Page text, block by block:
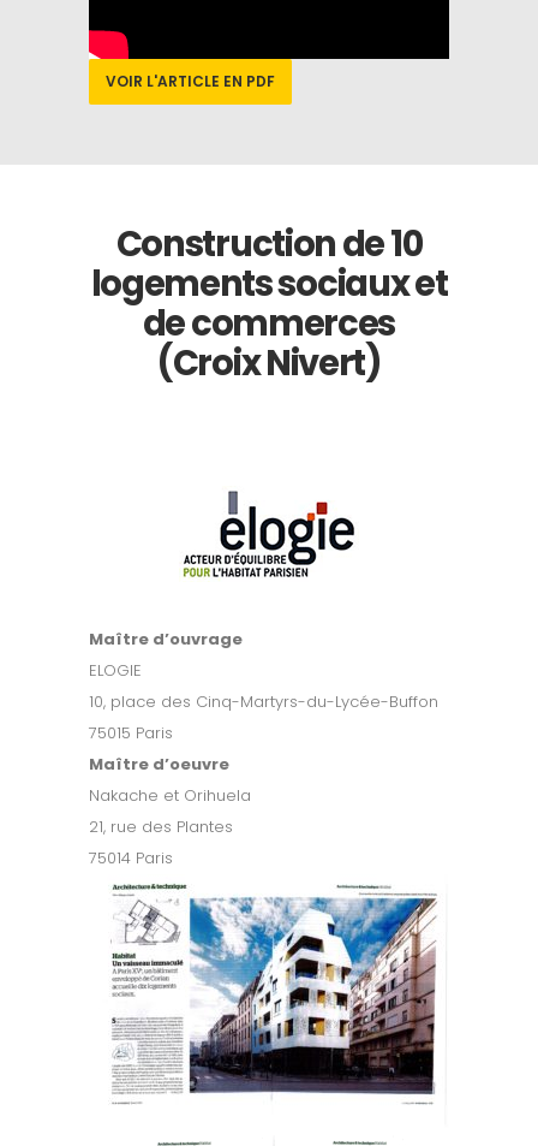
VOIR L'ARTICLE EN PDF
Construction de 10
logements sociaux et
de commerces
(Croix Nivert)
Maître d’ouvrage
ELOGIE
10, place des Cinq-Martyrs-du-Lycée-Buffon
75015 Paris
Maître d’oeuvre
Nakache et Orihuela
21, rue des Plantes
75014 Paris